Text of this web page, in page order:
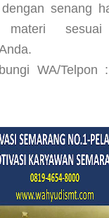
senang
materi sesuai
WA/Telpon